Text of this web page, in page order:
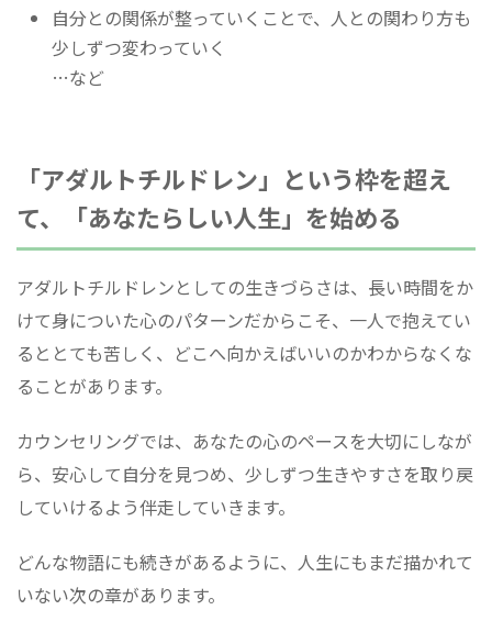
自分との関係が整っていくことで、人との関わり方も
少しずつ変わっていく
…など
「アダルトチルドレン」という枠を超え
て、「あなたらしい人生」を始める
アダルトチルドレンとしての生きづらさは、長い時間をか
けて身についた心のパターンだからこそ、一人で抱えてい
るととても苦しく、どこへ向かえばいいのかわからなくな
ることがあります。
カウンセリングでは、あなたの心のペースを大切にしなが
ら、安心して自分を見つめ、少しずつ生きやすさを取り戻
していけるよう伴走していきます。
どんな物語にも続きがあるように、人生にもまだ描かれて
いない次の章があります。